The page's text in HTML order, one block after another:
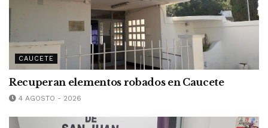
CAUCETE
Recuperan elementos robados en Caucete
4 AGOSTO - 2026